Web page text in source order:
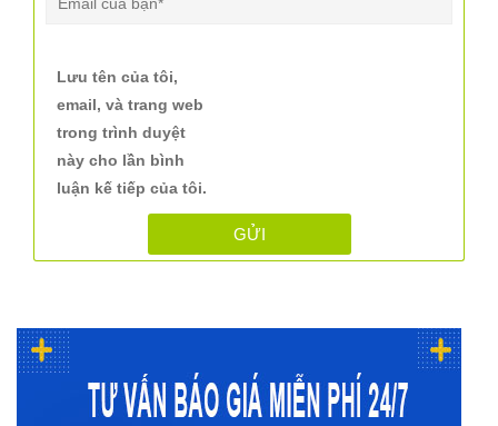
Lưu tên của tôi,
email, và trang web
trong trình duyệt
này cho lần bình
luận kế tiếp của tôi.